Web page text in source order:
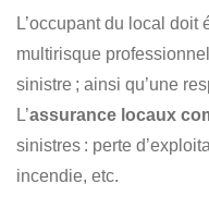
L’occupant du local
multirisque
sinistre ; ainsi qu’une
L’assurance locaux
sinistres : perte
incendie, etc.